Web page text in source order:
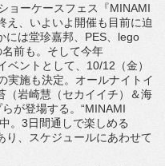
ョーケースフェス『MINAMI
え、いよいよ開催も目前に迫
には堂珍嘉邦、PES、lego
前も。そして今年
ベントとして、10/12（金）
実施も決定。オールナイトイ
（岩崎慧（セカイイチ）＆海
が登場する。“MINAMI
。3日間通しで楽しめる
り、スケジュールにあわせて